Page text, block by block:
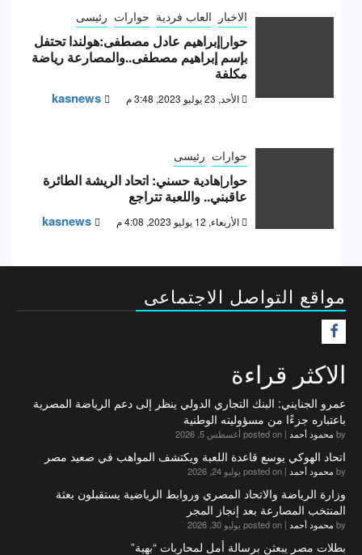
الاخبار العاب فردية حوارات رئيسى
حوار|إبراهيم عادل مصطفى:هولندا تحتفل
بإسم إبراهيم مصطفى..والمصارعة رياضة
مكلفة
الأحد, 23 يوليو 2023, 3:48 م kasnews
حوارات رئيسى
حوار|هادية حسني: اتحاد الريشة الطائرة
عاقبني.. واللعبة تتراجع
الأربعاء, 12 يوليو 2023, 4:08 م kasnews
مواقع التواصل الاجتماعى
الاكثر قراءة
عمرو الجنايني: البنك التجاري الدولي ينظر إلى دعم الرياضة المصرية
باعتباره جزءًا من مسؤوليته الوطنية
by محمود أحمد | posted on أغسطس 5, 2026
اتحاد الهوكي يوسع قاعدة اللعبة ويكتشف المواهب في صعيد مصر
by محمود أحمد | posted on يوليو 24, 2026
وزارة الرياضة والاتحاد المصري وروابط الرياضية يستقبلون بعثة
المنتخب المصارعة بعد إنجاز المجر
by محمود أحمد | posted on يوليو 30, 2026
بطلات مصر يبعثن برسالة أمل لمحاربات “بهية”